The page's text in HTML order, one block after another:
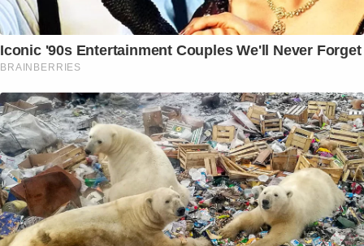
Iconic '90s Entertainment Couples We'll Never Forget
BRAINBERRIES